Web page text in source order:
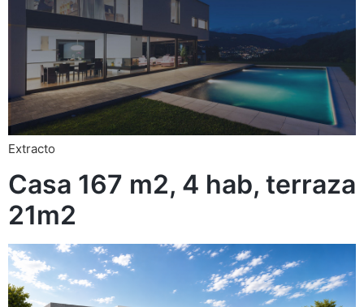
Extracto
Casa 167 m2, 4 hab, terraza
21m2